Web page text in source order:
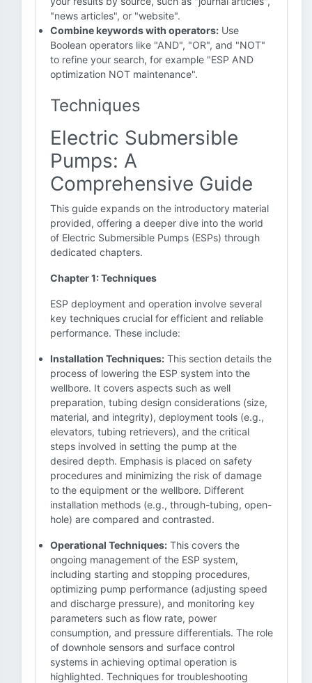
"news articles", or "website".
Combine keywords with operators: Use
Boolean operators like "AND", "OR", and "NOT"
to refine your search, for example "ESP AND
optimization NOT maintenance".
Techniques
Electric Submersible
Pumps: A
Comprehensive Guide
This guide expands on the introductory material
provided, offering a deeper dive into the world
of Electric Submersible Pumps (ESPs) through
dedicated chapters.
Chapter 1: Techniques
ESP deployment and operation involve several
key techniques crucial for efficient and reliable
performance. These include:
Installation Techniques: This section details the
process of lowering the ESP system into the
wellbore. It covers aspects such as well
preparation, tubing design considerations (size,
material, and integrity), deployment tools (e.g.,
elevators, tubing retrievers), and the critical
steps involved in setting the pump at the
desired depth. Emphasis is placed on safety
procedures and minimizing the risk of damage
to the equipment or the wellbore. Different
installation methods (e.g., through-tubing, open-
hole) are compared and contrasted.
Operational Techniques: This covers the
ongoing management of the ESP system,
including starting and stopping procedures,
optimizing pump performance (adjusting speed
and discharge pressure), and monitoring key
parameters such as flow rate, power
consumption, and pressure differentials. The role
of downhole sensors and surface control
systems in achieving optimal operation is
highlighted. Techniques for troubleshooting